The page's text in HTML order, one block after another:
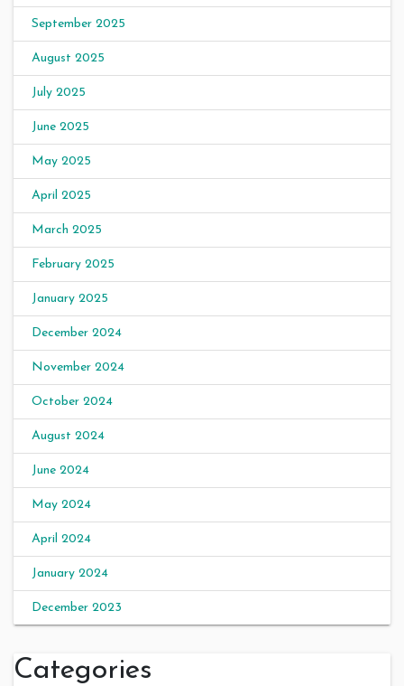
September 2025
August 2025
July 2025
June 2025
May 2025
April 2025
March 2025
February 2025
January 2025
December 2024
November 2024
October 2024
August 2024
June 2024
May 2024
April 2024
January 2024
December 2023
Categories